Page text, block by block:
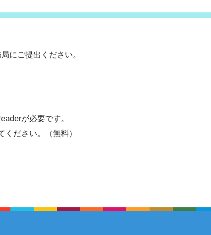
にご提出ください。
が必要です。
ださい。（無料）